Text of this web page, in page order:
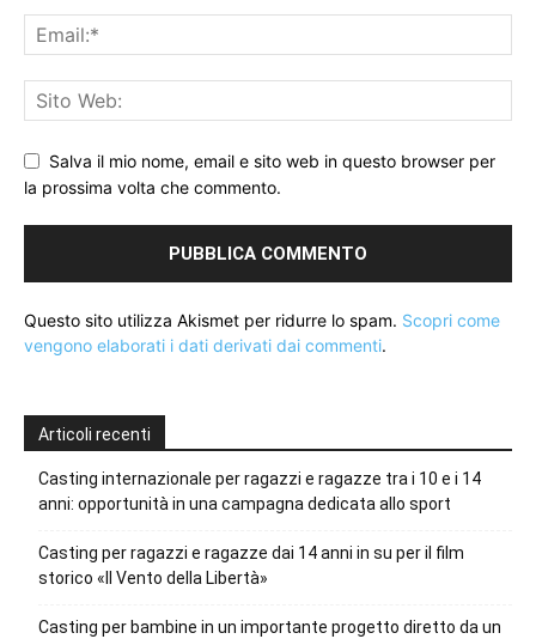
Salva il mio nome, email e sito web in questo browser per
la prossima volta che commento.
Questo sito utilizza Akismet per ridurre lo spam. Scopri come
vengono elaborati i dati derivati dai commenti.
Articoli recenti
Casting internazionale per ragazzi e ragazze tra i 10 e i 14
anni: opportunità in una campagna dedicata allo sport
Casting per ragazzi e ragazze dai 14 anni in su per il film
storico «Il Vento della Libertà»
Casting per bambine in un importante progetto diretto da un